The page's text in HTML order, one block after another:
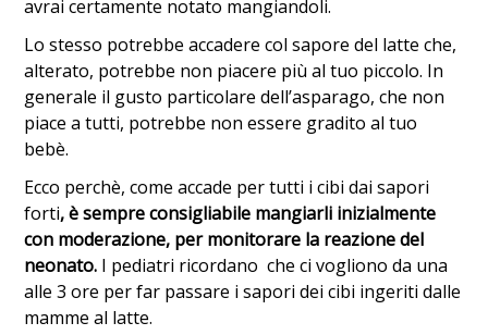
avrai certamente notato mangiandoli.
Lo stesso potrebbe accadere col sapore del latte che,
alterato, potrebbe non piacere più al tuo piccolo. In
generale il gusto particolare dell’asparago, che non
piace a tutti, potrebbe non essere gradito al tuo
bebè.
Ecco perchè, come accade per tutti i cibi dai sapori
forti, è sempre consigliabile mangiarli inizialmente
con moderazione, per monitorare la reazione del
neonato. I pediatri ricordano che ci vogliono da una
alle 3 ore per far passare i sapori dei cibi ingeriti dalle
mamme al latte.